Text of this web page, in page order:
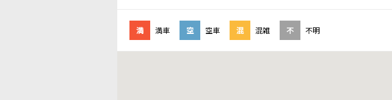
満 満車 空 空車 混 混雑 不 不明